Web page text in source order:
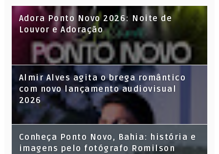
Adora Ponto Novo 2026: Noite de
Louvor e Adoração
Almir Alves agita o brega romântico
com novo lançamento audiovisual
2026
Conheça Ponto Novo, Bahia: história e
imagens pelo fotógrafo Romilson